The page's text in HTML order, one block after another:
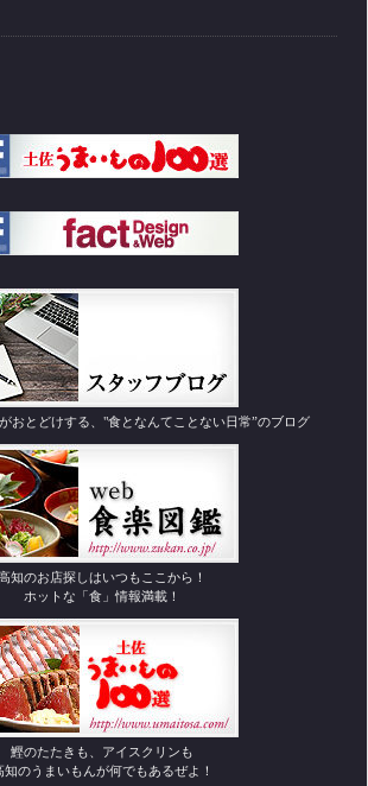
おとどけする、"食となんてことない日常”のブログ
知のお店探しはいつもここから！
ホットな「食」情報満載！
鰹のたたきも、アイスクリンも
知のうまいもんが何でもあるぜよ！